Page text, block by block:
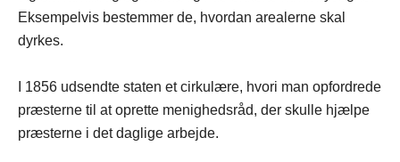
Eksempelvis bestemmer de, hvordan arealerne skal
dyrkes.
I 1856 udsendte staten et cirkulære, hvori man opfordrede
præsterne til at oprette menighedsråd, der skulle hjælpe
præsterne i det daglige arbejde.